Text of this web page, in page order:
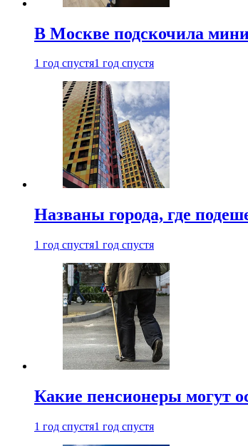
В Москве подскочила
1 год спустя1 год спустя
Названы города, где
1 год спустя1 год спустя
Какие пенсионеры могут
1 год спустя1 год спустя